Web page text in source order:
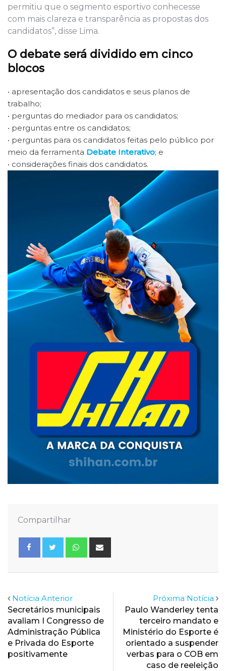
permitiu que o segmento esportivo conhecesse
com mais clareza e transparência as propostas dos
candidatos”, disse Lima.
O debate será dividido em cinco
blocos
• apresentação dos candidatos e seus planos de
trabalho;
• perguntas do mediador para os candidatos;
• perguntas entre os candidatos;
• perguntas para os candidatos feitas pelo público por
meio da ferramenta Debate Interativo; e
• considerações finais dos candidatos.
Compartilhar
Whatsapp
Notícia Anterior
Secretários municipais
avaliam I Congresso de
Administração Pública
e Privada do Esporte
positivamente
Próxima Notícia
Paulo Wanderley tenta
terceiro mandato e
Ministério do Esporte é
orientado a suspender
verbas para o COB em
caso de reeleição